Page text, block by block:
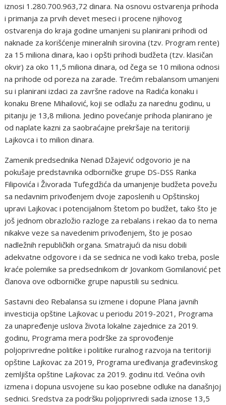
iznosi 1.280.700.963,72 dinara. Na osnovu ostvarenja prihoda
i primanja za prvih devet meseci i procene njihovog
ostvarenja do kraja godine umanjeni su planirani prihodi od
naknade za korišćenje mineralnih sirovina (tzv. Program rente)
za 15 miliona dinara, kao i opšti prihodi budžeta (tzv. klasičan
okvir) za oko 11,5 miliona dinara, od čega se 10 miliona odnosi
na prihode od poreza na zarade. Trećim rebalansom umanjeni
su i planirani izdaci za završne radove na Radića konaku i
konaku Brene Mihailović, koji se odlažu za narednu godinu, u
pitanju je 13,8 miliona. Jedino povećanje prihoda planirano je
od naplate kazni za saobraćajne prekršaje na teritoriji
Lajkovca i to milion dinara.
Zamenik predsednika Nenad Džajević odgovorio je na
pokušaje predstavnika odborničke grupe DS-DSS Ranka
Filipovića i Živorada Tufegdžića da umanjenje budžeta povežu
sa nedavnim privođenjem dvoje zaposlenih u Opštinskoj
upravi Lajkovac i potencijalnom štetom po budžet, tako što je
još jednom obrazložio razloge za rebalans i rekao da to nema
nikakve veze sa navedenim privođenjem, što je posao
nadležnih republičkih organa. Smatrajući da nisu dobili
adekvatne odgovore i da se sednica ne vodi kako treba, posle
kraće polemike sa predsednikom dr Jovankom Gomilanović pet
članova ove odborničke grupe napustili su sednicu.
Sastavni deo Rebalansa su izmene i dopune Plana javnih
investicija opštine Lajkovac u periodu 2019-2021, Programa
za unapređenje uslova života lokalne zajednice za 2019.
godinu, Programa mera podrške za sprovođenje
poljoprivredne politike i politike ruralnog razvoja na teritoriji
opštine Lajkovac za 2019, Programa uređivanja građevinskog
zemljišta opštine Lajkovac za 2019. godinu itd. Većina ovih
izmena i dopuna usvojene su kao posebne odluke na današnjoj
sednici. Sredstva za podršku poljoprivredi sada iznose 13,5